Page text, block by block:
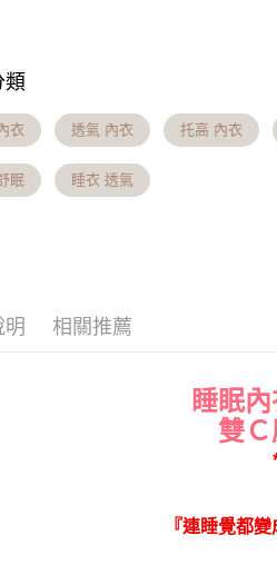
類
衣 透氣 內衣 托高 內衣
眠 睡衣 透氣
明 相關推薦
睡眠
雙
『連睡覺都